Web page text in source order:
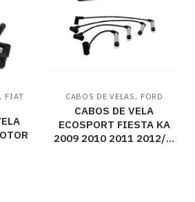
, FIAT
CABOS DE VELAS , FORD
CABOS DE VELA
ECOSPORT FIESTA KA
2009 2010 2011 2012/…